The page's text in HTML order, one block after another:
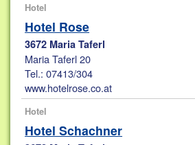
Hotel
Hotel Rose
3672 Maria Taferl
Maria Taferl 20
Tel.: 07413/304
www.hotelrose.co.at
Hotel
Hotel Schachner